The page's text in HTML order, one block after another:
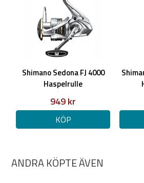
Shimano Sedona FJ 4000
Haspelrulle
949 kr
KÖP
ANDRA KÖPTE ÄVEN